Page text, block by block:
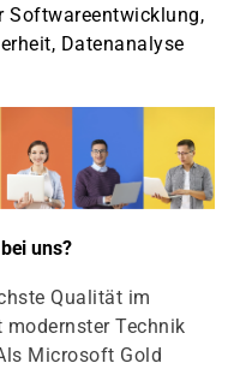
Softwareentwicklung,
Datenanalyse
uns?
Qualität im
Technik
Microsoft Gold